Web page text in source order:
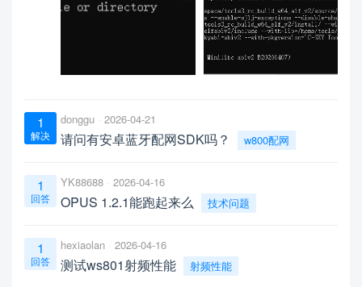
1
解决
donggu 2026-04-21
请问有安卓蓝牙配网SDK吗？ w800配网
1
回答
YK88688 2026-04-16
OPUS 1.2.1能跑起来么 技术问题
1
回答
hexiaolan 2026-04-16
测试ws801射频性能 射频性能